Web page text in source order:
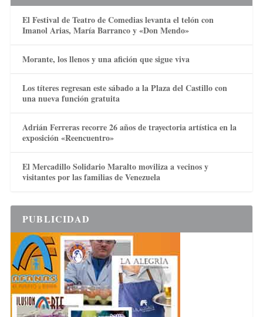
El Festival de Teatro de Comedias levanta el telón con
Imanol Arias, María Barranco y «Don Mendo»
Morante, los llenos y una afición que sigue viva
Los títeres regresan este sábado a la Plaza del Castillo con
una nueva función gratuita
Adrián Ferreras recorre 26 años de trayectoria artística en la
exposición «Reencuentro»
El Mercadillo Solidario Maralto moviliza a vecinos y
visitantes por las familias de Venezuela
PUBLICIDAD